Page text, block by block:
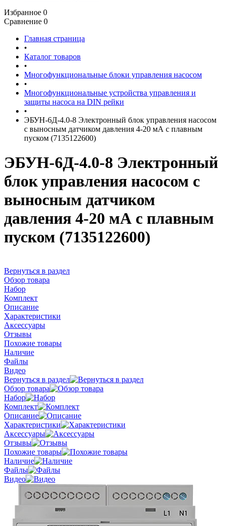
Избранное 0
Сравнение 0
Главная страница
•
Каталог товаров
•
Многофункциональные блоки управления насосом
•
Многофункциональные устройства управления и
защиты насоса на DIN рейки
•
ЭБУН-6Д-4.0-8 Электронный блок управления насосом
с выносным датчиком давления 4-20 мА с плавным
пуском (7135122600)
ЭБУН-6Д-4.0-8 Электронный
блок управления насосом с
выносным датчиком
давления 4-20 мА с плавным
пуском (7135122600)
Вернуться в раздел
Обзор товара
Набор
Комплект
Описание
Характеристики
Аксессуары
Отзывы
Похожие товары
Наличие
Файлы
Видео
Вернуться в раздел
Обзор товара
Набор
Комплект
Описание
Характеристики
Аксессуары
Отзывы
Похожие товары
Наличие
Файлы
Видео